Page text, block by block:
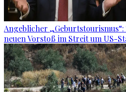
Angeblicher
neuen Vorstoß im Streit um US-